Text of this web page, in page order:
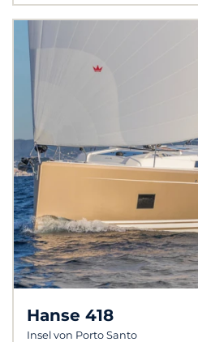
Hanse 418
Insel von Porto Santo